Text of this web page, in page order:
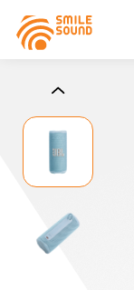
請選擇商品分